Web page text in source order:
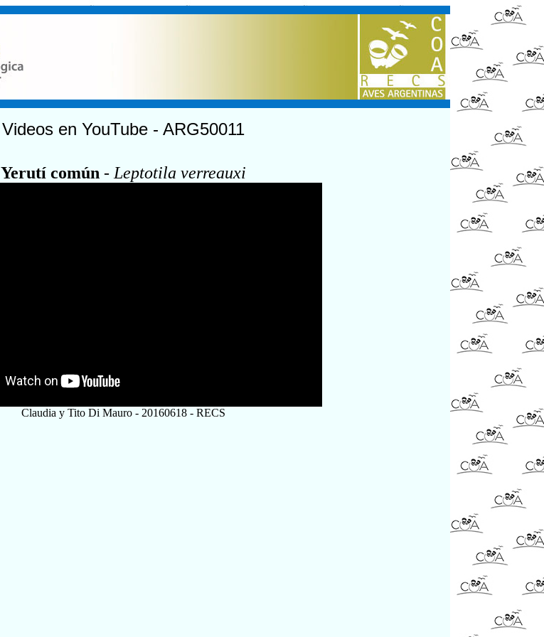
Videos en YouTube - ARG50011
Yerutí común - Leptotila verreauxi
Claudia y Tito Di Mauro - 20160618 - RECS